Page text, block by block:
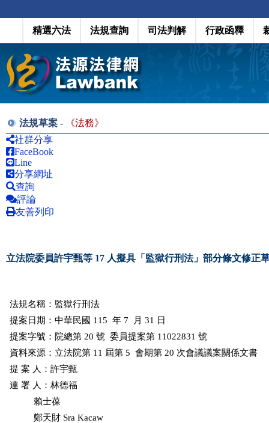
精選六法 法規查詢 司法判解 行政函釋
法規草案 - 《法務》
社群分享
FaceBook
Line
分享網址
查詢
評論
友善列印
立法院委員許宇甄等 17 人擬具「監獄行刑法」部分條文修正
法規名稱：監獄行刑法
提案日期：中華民國 115  年 7  月 31 日
提案字號：院總第 20 號  委員提案第 11022831 號
資料來源：立法院第 11 屆第 5  會期第 20 次會議議案關係文書
提 案 人：許宇甄
連 署 人：林德福
          賴士葆
          鄭天財 Sra Kacaw